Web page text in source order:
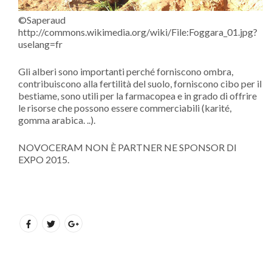
©Saperaud
http://commons.wikimedia.org/wiki/File:Foggara_01.jpg?
uselang=fr
Gli alberi sono importanti perché forniscono ombra,
contribuiscono alla fertilità del suolo, forniscono cibo per il
bestiame, sono utili per la farmacopea e in grado di offrire
le risorse che possono essere commerciabili (karité,
gomma arabica. ..).
NOVOCERAM NON È PARTNER NE SPONSOR DI
EXPO 2015.